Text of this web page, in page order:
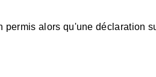
permis alors qu'une déclaration